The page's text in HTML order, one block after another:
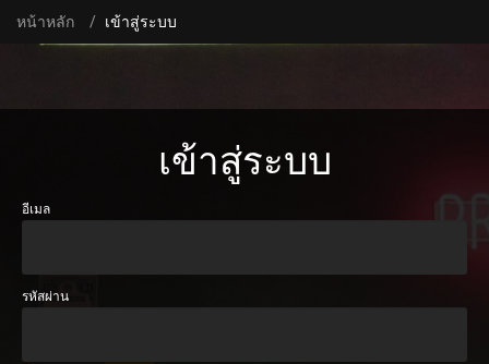
หน้าหลัก เข้าสู่ระบบ
เข้าสู่ระบบ
อีเมล
รหัสผ่าน